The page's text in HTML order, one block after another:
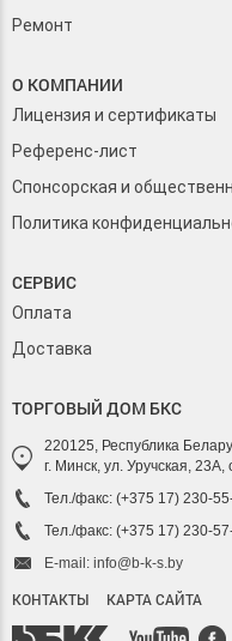
Ремонт
О КОМПАНИИ
Лицензия и сертификаты
Референс-лист
Спонсорская и
Политика
СЕРВИС
Оплата
Доставка
ТОРГОВЫЙ ДОМ БКС
220125, Республика
г. Минск, ул. Уручская, 23А,
Тел./факс: (+375 17) 230-
Тел./факс: (+375 17) 230-
E-mail: info@b-k-s.by
КОНТАКТЫ КАРТА САЙТА